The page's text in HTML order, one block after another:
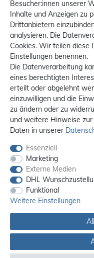
Besucher:innen unserer
Inhalte und Anzeigen zu
Drittanbietern
analysieren. Die
Cookies. Wir teilen diese
Einstellungen benennen.
Die Datenverarbeitung
eines berechtigten
erteilt oder abgelehnt
einzuwilligen und die
zu ändern oder zu
und weitere Hinweise
Daten in unserer
Essenziell
Marketing
Externe Medien
DHL
Funktional
Weitere Einstellungen